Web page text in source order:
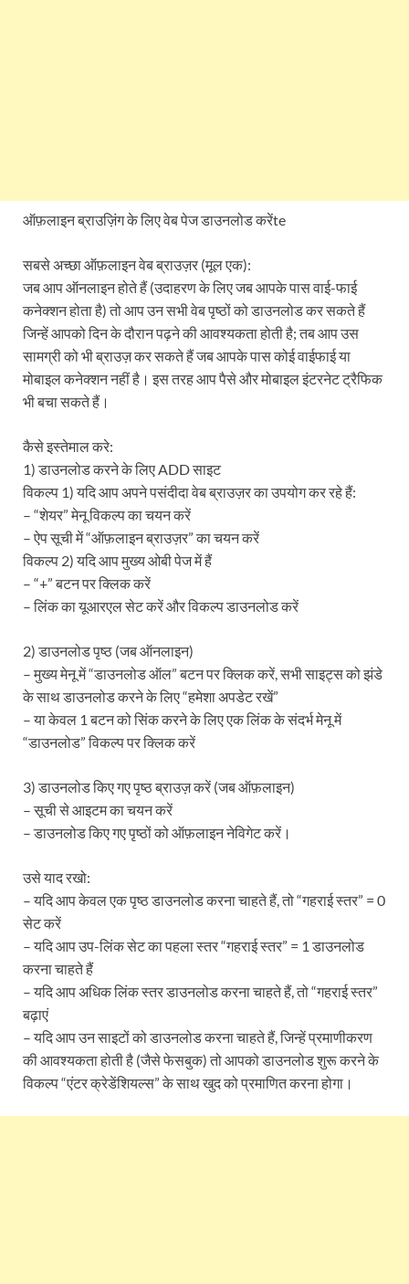
ऑफ़लाइन ब्राउज़िंग के लिए वेब पेज डाउनलोड करेंte
सबसे अच्छा ऑफ़लाइन वेब ब्राउज़र (मूल एक):
जब आप ऑनलाइन होते हैं (उदाहरण के लिए जब आपके पास वाई-फाई
कनेक्शन होता है) तो आप उन सभी वेब पृष्ठों को डाउनलोड कर सकते हैं
जिन्हें आपको दिन के दौरान पढ़ने की आवश्यकता होती है; तब आप उस
सामग्री को भी ब्राउज़ कर सकते हैं जब आपके पास कोई वाईफाई या
मोबाइल कनेक्शन नहीं है। इस तरह आप पैसे और मोबाइल इंटरनेट ट्रैफिक
भी बचा सकते हैं।
कैसे इस्तेमाल करे:
1) डाउनलोड करने के लिए ADD साइट
विकल्प 1) यदि आप अपने पसंदीदा वेब ब्राउज़र का उपयोग कर रहे हैं:
– “शेयर” मेनू विकल्प का चयन करें
– ऐप सूची में “ऑफ़लाइन ब्राउज़र” का चयन करें
विकल्प 2) यदि आप मुख्य ओबी पेज में हैं
– “+” बटन पर क्लिक करें
– लिंक का यूआरएल सेट करें और विकल्प डाउनलोड करें
2) डाउनलोड पृष्ठ (जब ऑनलाइन)
– मुख्य मेनू में “डाउनलोड ऑल” बटन पर क्लिक करें, सभी साइट्स को झंडे
के साथ डाउनलोड करने के लिए “हमेशा अपडेट रखें”
– या केवल 1 बटन को सिंक करने के लिए एक लिंक के संदर्भ मेनू में
“डाउनलोड” विकल्प पर क्लिक करें
3) डाउनलोड किए गए पृष्ठ ब्राउज़ करें (जब ऑफ़लाइन)
– सूची से आइटम का चयन करें
– डाउनलोड किए गए पृष्ठों को ऑफ़लाइन नेविगेट करें।
उसे याद रखो:
– यदि आप केवल एक पृष्ठ डाउनलोड करना चाहते हैं, तो “गहराई स्तर” = 0
सेट करें
– यदि आप उप-लिंक सेट का पहला स्तर “गहराई स्तर” = 1 डाउनलोड
करना चाहते हैं
– यदि आप अधिक लिंक स्तर डाउनलोड करना चाहते हैं, तो “गहराई स्तर”
बढ़ाएं
– यदि आप उन साइटों को डाउनलोड करना चाहते हैं, जिन्हें प्रमाणीकरण
की आवश्यकता होती है (जैसे फेसबुक) तो आपको डाउनलोड शुरू करने के
विकल्प “एंटर क्रेडेंशियल्स” के साथ खुद को प्रमाणित करना होगा।